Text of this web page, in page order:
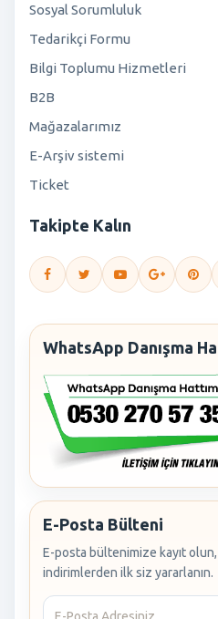
Sosyal Sorumluluk
Tedarikçi Formu
Bilgi Toplumu Hizmetleri
B2B
Mağazalarımız
E-Arşiv sistemi
Ticket
Takipte Kalın
WhatsApp Danışma
E-Posta Bülteni
E-posta bültenimize kayıt
indirimlerden ilk siz yararlanın.